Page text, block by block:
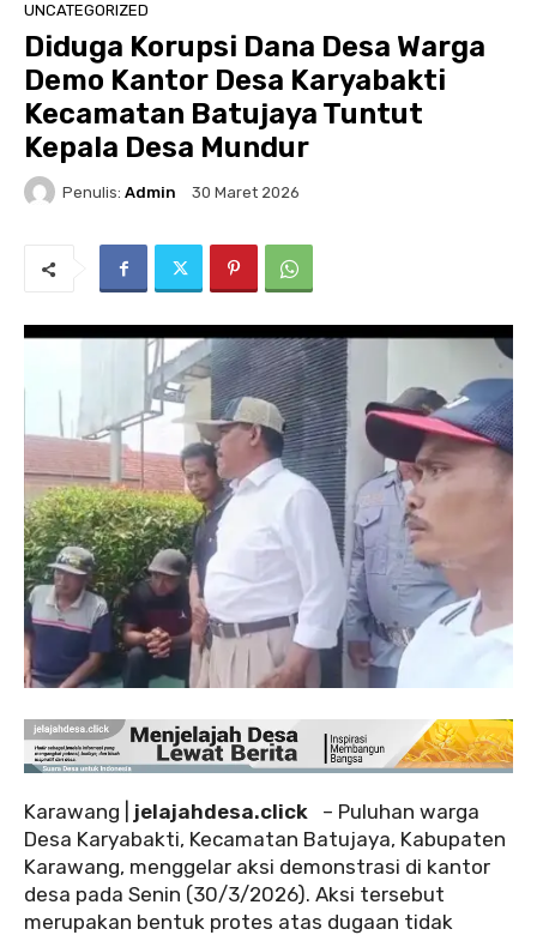
UNCATEGORIZED
Diduga Korupsi Dana Desa Warga
Demo Kantor Desa Karyabakti
Kecamatan Batujaya Tuntut
Kepala Desa Mundur
Penulis: Admin 30 Maret 2026
‎Karawang | jelajahdesa.click – Puluhan warga
Desa Karyabakti, Kecamatan Batujaya, Kabupaten
Karawang, menggelar aksi demonstrasi di kantor
desa pada Senin (30/3/2026). Aksi tersebut
merupakan bentuk protes atas dugaan tidak